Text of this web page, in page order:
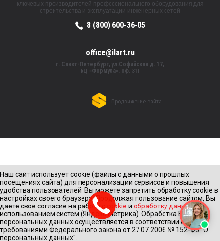
ключевых производителей профессионального оборудования для
строительства и эксплуатации инженерных сетей
8 (800) 600-36-05
office@ilart.ru
г. Санкт-Петербург, ул.Софийская д. 17,
БЦ «Формула». оф. 311
Продвижение сайта
Наш сайт использует cookie (файлы с данными о прошлых
посещениях сайта) для персонализации сервисов и повышения
удобства пользователей. Вы можете запретить обработку cookie в
настройках своего браузера. Продолжая пользование сайтом, Вы
даете свое согласие на работу с
cookie и обработку данныхс
использованием систем (Яндекс Метрика). Обработка Ваших
персональных данных осуществляется в соответствии с
требованиями Федерального закона от 27.07.2006 № 152-Ф3 "О
персональных данных".